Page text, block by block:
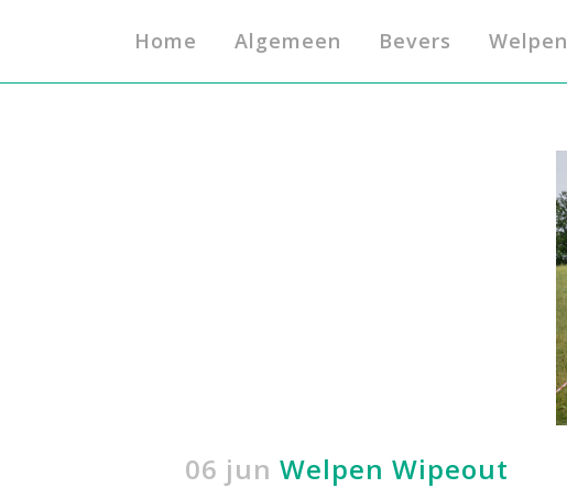
Home Algemeen Bevers Welpen
06 jun Welpen Wipeout